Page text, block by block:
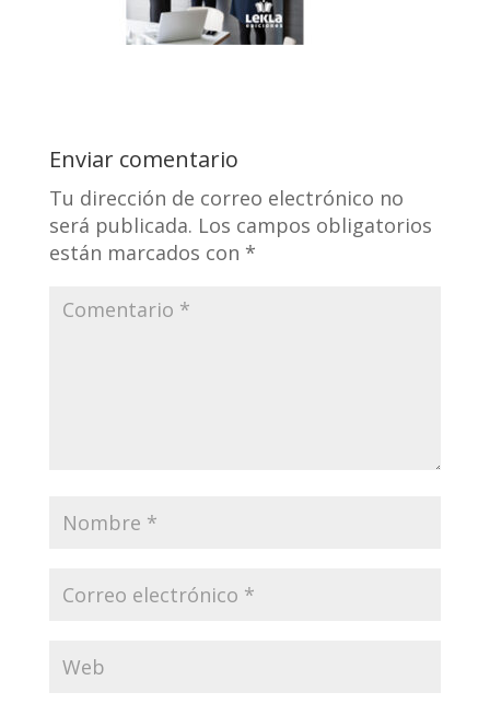
Enviar comentario
Tu dirección de correo electrónico no
será publicada. Los campos obligatorios
están marcados con *